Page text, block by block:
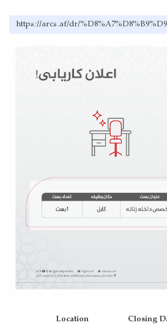
https://arcs.af/dr/
Closing
Location